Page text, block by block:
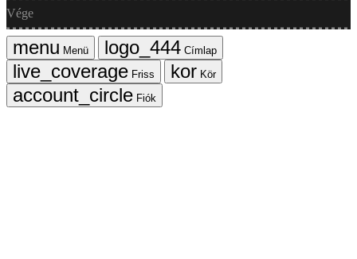
Vége
Menü
Címlap
Friss
Kör
Fiók